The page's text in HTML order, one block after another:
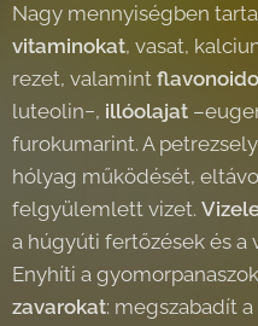
Nagy mennyiségben
vitaminokat, vasat,
rezet, valamint
luteolin−, illóolajat
furokumarint. A
hólyag működését,
felgyülemlett vizet.
a húgyúti fertőzések és a
Enyhíti a
zavarokat: megszabadít